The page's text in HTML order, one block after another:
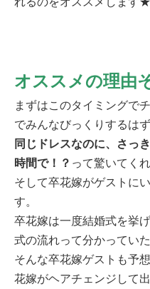
オススメの理由
まずはこのタイミングで
でみんなびっくりするはず
同じドレスなのに、さっ
時間で！？ って驚いてく
そして卒花嫁がゲストに
す。
卒花嫁は一度結婚式を挙
式の流れって分かってい
そんな卒花嫁ゲストも予
花嫁がヘアチェンジして